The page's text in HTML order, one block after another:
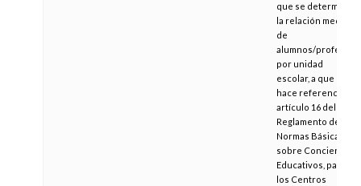
que se determina
la relación media
de
alumnos/profesor
por unidad
escolar, a que
hace referencia el
artículo 16 del
Reglamento de
Normas Básicas
sobre Conciertos
Educativos, para
los Centros